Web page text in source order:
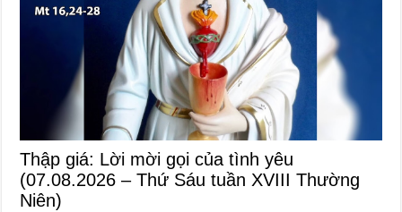
Thập giá: Lời mời gọi của tình yêu
(07.08.2026 – Thứ Sáu tuần XVIII Thường
Niên)